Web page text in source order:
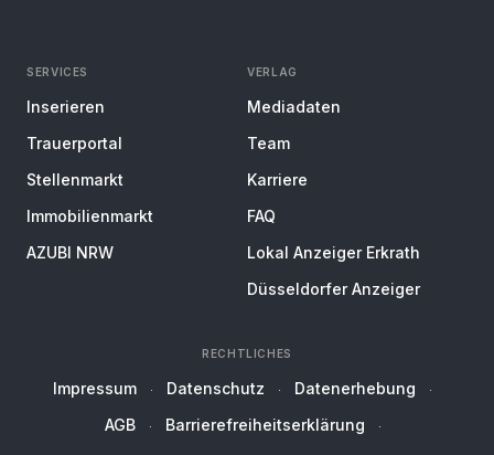
SERVICES
Inserieren
Trauerportal
Stellenmarkt
Immobilienmarkt
AZUBI NRW
VERLAG
Mediadaten
Team
Karriere
FAQ
Lokal Anzeiger Erkrath
Düsseldorfer Anzeiger
RECHTLICHES
Impressum Datenschutz
Datenerhebung
AGB
Barrierefreiheitserklärung